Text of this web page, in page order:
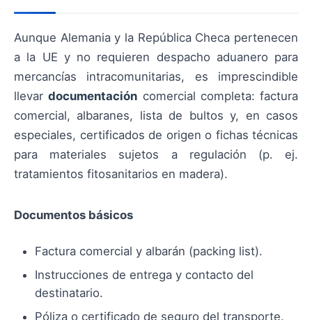
Aunque Alemania y la República Checa pertenecen
a la UE y no requieren despacho aduanero para
mercancías intracomunitarias, es imprescindible
llevardocumentación comercial completa: factura
comercial, albaranes, lista de bultos y, en casos
especiales, certificados de origen o fichas técnicas
para materiales sujetos a regulación (p. ej.
tratamientos fitosanitarios en madera).
Documentos básicos
Factura comercial y albarán (packing list).
Instrucciones de entrega y contacto del
destinatario.
Póliza o certificado de seguro del transporte.